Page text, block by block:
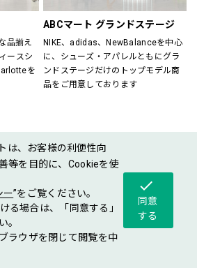
安心し
トも開催していますので是非ご来店
品揃え
ースシ
を
ABCマート グランドステージ
NIKE、adidas、NewBalanceを中心
に、シューズ・アパレルともにグラ
ンドステージだけのトップモデル商
品をご用意しております
は、お客様の利便性向
等を目的に、Cookieを使
ー”をご覧ください。
る場合は、「同意する」
。
ラウザを閉じて閲覧を中
check
同意
する